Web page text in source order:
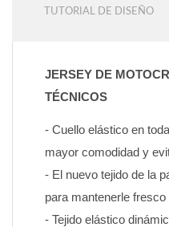
TUTORIAL DE DISEÑO
JERSEY DE
TÉCNICOS
- Cuello elástico en
mayor comodidad y
- El nuevo tejido de la
para mantenerle
- Tejido elástico